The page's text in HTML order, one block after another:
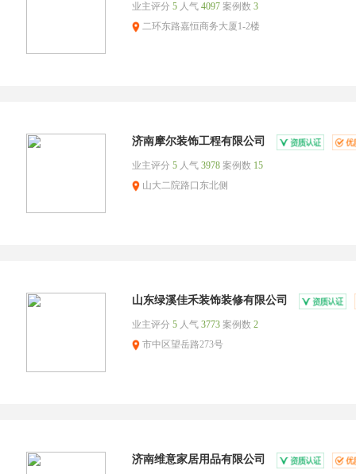
业主评分 5 人气 4097 案例数 3
二环东路嘉恒商务大厦1-2楼
济南摩尔装饰工程有限公司
业主评分 5 人气 3978 案例数 15
山大二院路口东北侧
山东绿溪佳禾装饰装修有限公司
业主评分 5 人气 3773 案例数 2
市中区望岳路273号
济南维意家居用品有限公司